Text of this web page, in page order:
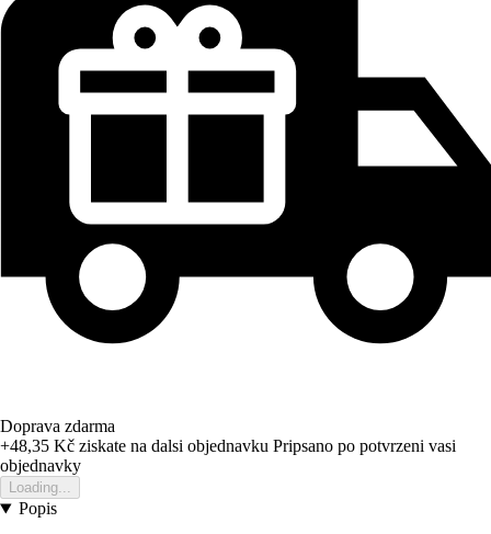
Doprava zdarma
+48,35 Kč ziskate na dalsi objednavku Pripsano po potvrzeni vasi
objednavky
Loading...
Popis